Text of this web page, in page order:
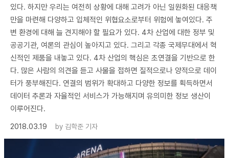
있다. 하지만 우리는 여전히 상황에 대해 고려가 아닌 일원화된 대응책
만을 마련해 다양하고 입체적인 위협요소로부터 위험에 놓여있다. 주
변 환경에 대해 늘 견지해야 할 필요가 있다. 4차 산업에 대한 정부 및
공공기관, 여론의 관심이 높아지고 있다. 그리고 각종 국제무대에서 혁
신적인 제품을 내놓고 있다. 4차 산업의 핵심은 초연결을 기반으로 한
다. 많은 사람의 의견을 듣고 사물을 접하면 질적으로나 양적으로 데이
터가 풍부해진다. 연결의 범위가 확대하고 다양한 정보를 획득하면서
데이터 추론과 자율적인 서비스가 가능해지며 유의미한 정보 생산이
이루어진다.
2018.03.19
by 김학준 기자